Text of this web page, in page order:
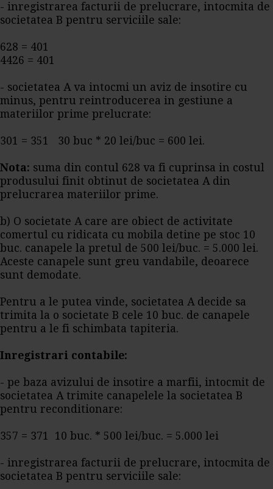
- inregistrarea facturii de prelucrare, intocmita de
societatea B pentru serviciile sale:
628 = 401
4426 = 401
- societatea A va intocmi un aviz de insotire cu
minus, pentru reintroducerea in gestiune a
materiilor prime prelucrate:
301 = 351 30 buc * 20 lei/buc = 600 lei.
Nota: suma din contul 628 va fi cuprinsa in costul
produsului finit obtinut de societatea A din
prelucrarea materiilor prime.
b) O societate A care are obiect de activitate
comertul cu ridicata cu mobila detine pe stoc 10
buc. canapele la pretul de 500 lei/buc. = 5.000 lei.
Aceste canapele sunt greu vandabile, deoarece
sunt demodate.
Pentru a le putea vinde, societatea A decide sa
trimita la o societate B cele 10 buc. de canapele
pentru a le fi schimbata tapiteria.
Inregistrari contabile:
- pe baza avizului de insotire a marfii, intocmit de
societatea A trimite canapelele la societatea B
pentru reconditionare:
357 = 371 10 buc. * 500 lei/buc. = 5.000 lei
- inregistrarea facturii de prelucrare, intocmita de
societatea B pentru serviciile sale: